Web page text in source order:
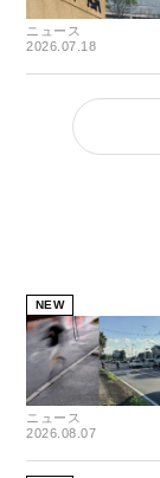
ニュース
2026.07.18
NEW
ニュース
2026.08.07